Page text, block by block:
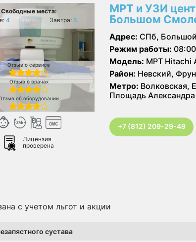
Свободные места:
4 Завтра: 5
Отзыв о сервисе
Отзыв о врачах
об оборудовании
Лицензия
проверена
МРТ и УЗИ
Большом
Адрес: СПб,
Режим работы:
Модель: МРТ Hitachi
Район: Невский,
Метро: Волковская,
Площадь Александра
+7 (812) 209-29-49
с учетом льгот и акции
сустава